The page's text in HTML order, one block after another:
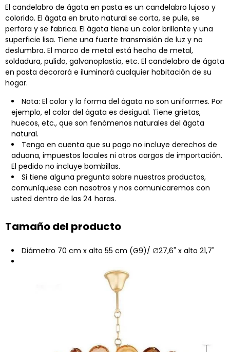
El candelabro de ágata en pasta es un candelabro lujoso y
colorido. El ágata en bruto natural se corta, se pule, se
perfora y se fabrica. El ágata tiene un color brillante y una
superficie lisa. Tiene una fuerte transmisión de luz y no
deslumbra. El marco de metal está hecho de metal,
soldadura, pulido, galvanoplastia, etc. El candelabro de ágata
en pasta decorará e iluminará cualquier habitación de su
hogar.
Nota: El color y la forma del ágata no son uniformes. Por
ejemplo, el color del ágata es desigual. Tiene grietas,
huecos, etc., que son fenómenos naturales del ágata
natural.
Tenga en cuenta que su pago no incluye derechos de
aduana, impuestos locales ni otros cargos de importación.
El pedido no incluye bombillas.
Si tiene alguna pregunta sobre nuestros productos,
comuníquese con nosotros y nos comunicaremos con
usted dentro de las 24 horas.
Tamaño del producto
Diámetro 70 cm x alto 55 cm (G9)/ ∅27,6" x alto 21,7"